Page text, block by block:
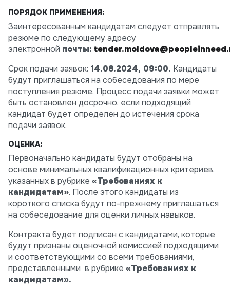
ПОРЯДОК ПРИМЕНЕНИЯ:
Заинтересованным кандидатам следует отправлять
резюме по следующему адресу
электронной почты: tender.moldova@peopleinneed.
Срок подачи заявок: 14.08.2024, 09:00. Кандидаты
будут приглашаться на собеседования по мере
поступления резюме. Процесс подачи заявки может
быть остановлен досрочно, если подходящий
кандидат будет определен до истечения срока
подачи заявок.
ОЦЕНКА:
Первоначально кандидаты будут отобраны на
основе минимальных квалификационных критериев,
указанных в рубрике «Требованиях к
кандидатам». После этого кандидаты из
короткого списка будут по-прежнему приглашаться
на собеседование для оценки личных навыков.
Контракта будет подписан с кандидатами, которые
будут признаны оценочной комиссией подходящими
и соответствующими со всеми требованиями,
представленными в рубрике «Требованиях к
кандидатам».